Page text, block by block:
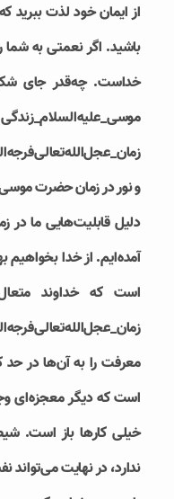
از ایمان خود لذت ببرید
باشید. اگر نعمتی به
خداست. چه‌قدر جای
و نور در زمان حضرت
دلیل قابلیت‌هایی ما در
آمده‌ایم. از خدا
است که خداوند
معرفت را به آن‌ها در
است که دیگر معجزه‌ای
خیلی کارها باز است.
ندارد، در نهایت